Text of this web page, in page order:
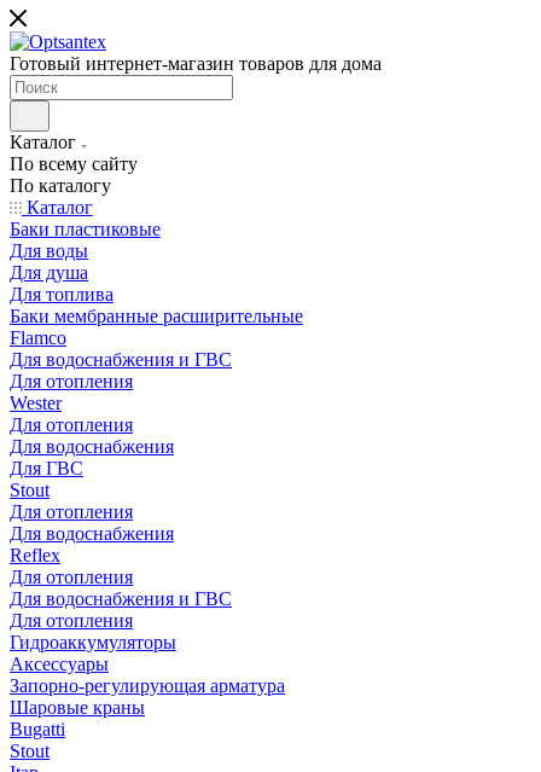
Готовый интернет-магазин товаров для дома
Каталог
По всему сайту
По каталогу
Каталог
Баки пластиковые
Для воды
Для душа
Для топлива
Баки мембранные расширительные
Flamco
Для водоснабжения и ГВС
Для отопления
Wester
Для отопления
Для водоснабжения
Для ГВС
Stout
Для отопления
Для водоснабжения
Reflex
Для отопления
Для водоснабжения и ГВС
Для отопления
Гидроаккумуляторы
Аксессуары
Запорно-регулирующая арматура
Шаровые краны
Bugatti
Stout